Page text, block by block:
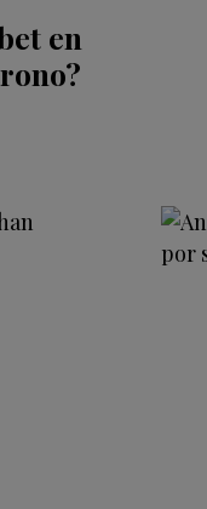
en